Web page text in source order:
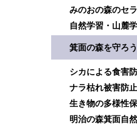
みのおの森のセ
自然学習・山麓
箕面の森を守ろう
シカによる食害
ナラ枯れ被害防止
生き物の多様性
明治の森箕面自